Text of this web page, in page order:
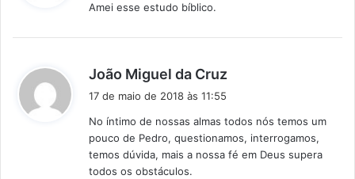
Amei esse estudo bíblico.
João Miguel da Cruz
s
e
:
17 de maio de 2018 às 11:55
No íntimo de nossas almas todos nós temos um
pouco de Pedro, questionamos, interrogamos,
temos dúvida, mais a nossa fé em Deus supera
todos os obstáculos.